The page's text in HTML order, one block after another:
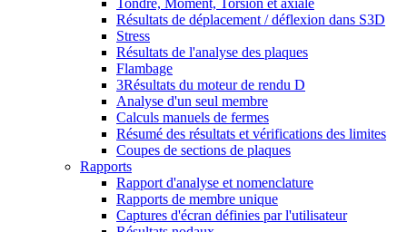
Tondre, Moment, Torsion et axiale
Résultats de déplacement / déflexion dans S3D
Stress
Résultats de l'analyse des plaques
Flambage
3Résultats du moteur de rendu D
Analyse d'un seul membre
Calculs manuels de fermes
Résumé des résultats et vérifications des limites
Coupes de sections de plaques
Rapports
Rapport d'analyse et nomenclature
Rapports de membre unique
Captures d'écran définies par l'utilisateur